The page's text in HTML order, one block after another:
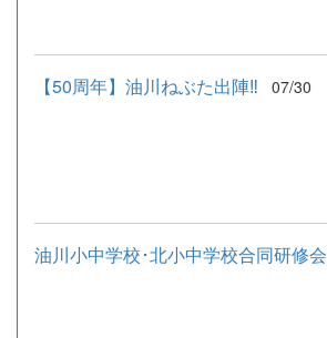
【50周年】油川ねぶた出陣‼ 07/30
油川小中学校･北小中学校合同研修会